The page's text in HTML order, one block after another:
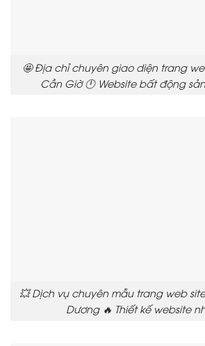
🤩 Địa chỉ chuyên giao diện trang
Cần Giờ 🕛 Website bất động
💥 Dịch vụ chuyên mẫu trang web
Dương 🔥 Thiết kế website